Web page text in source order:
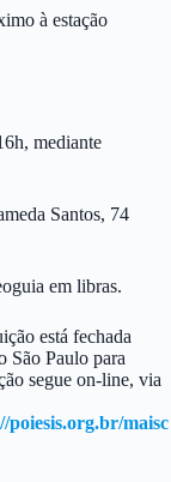
à estação
mediante
Santos, 74
em libras.
está fechada
São Paulo para
segue on-line, via
poiesis.org.br/maisc